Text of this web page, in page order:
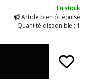
En stock
Article bientôt épuisé
Quantité disponible : 1